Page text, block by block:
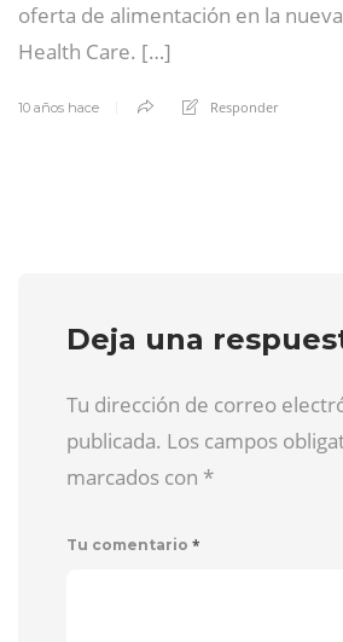
oferta de alimentación en la
Health Care. […]
10 años hace Responder
Deja una
Tu dirección de correo
publicada. Los campos
marcados con *
Tu comentario *